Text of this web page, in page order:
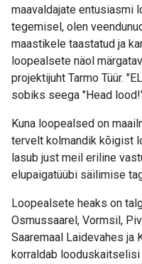
maavaldajate entusiasmi
tegemisel, olen
maastikele taastatud ja
loopealsete näol
projektijuht Tarmo Tüür.
sobiks seega "Head
Kuna loopealsed on
tervelt kolmandik kõigist
lasub just meil eriline
elupaigatüübi säilimise
Loopealsete heaks on
Osmussaarel, Vormsil,
Saaremaal Laidevahes ja
korraldab